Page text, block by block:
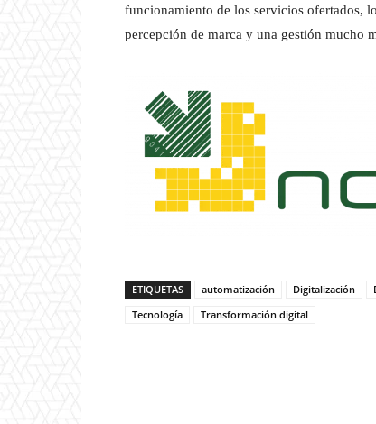
funcionamiento de los servicios ofertados,
percepción de marca y una gestión mucho
ETIQUETAS automatización Digitalización
Tecnología
Transformación digital